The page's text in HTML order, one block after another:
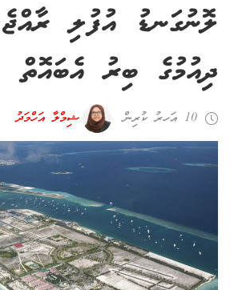
ލޮނުގަނޑު އުފުލި
ދިއުމުގެ ބިރު އެބައޮތް
10 އަހރު ކުރިން ޝިމްލާ އަހްމަދު